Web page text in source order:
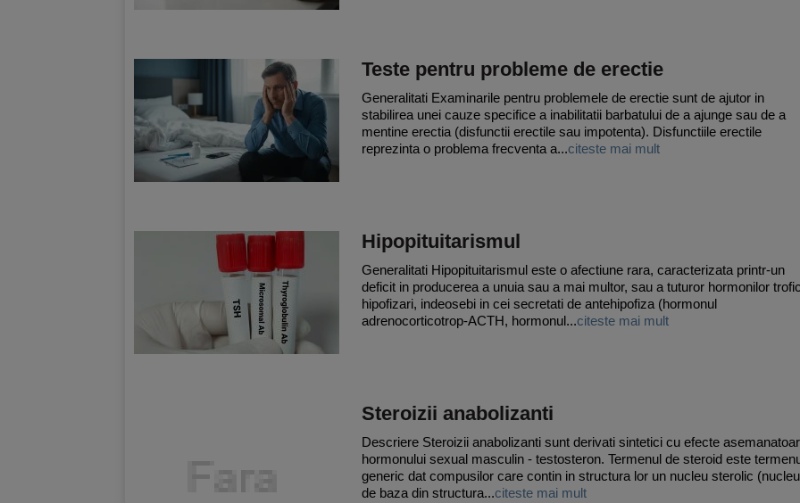
Teste pentru probleme de erectie
Generalitati Examinarile pentru problemele de erectie sunt de ajutor in
stabilirea unei cauze specifice a inabilitatii barbatului de a ajunge sau de a
mentine erectia (disfunctii erectile sau impotenta). Disfunctiile erectile
reprezinta o problema frecventa a...citeste mai mult
Hipopituitarismul
Generalitati Hipopituitarismul este o afectiune rara, caracterizata printr-un
deficit in producerea a unuia sau a mai multor, sau a tuturor hormonilor
hipofizari, indeosebi in cei secretati de antehipofiza (hormonul
adrenocorticotrop-ACTH, hormonul...citeste mai mult
Steroizii anabolizanti
Descriere Steroizii anabolizanti sunt derivati sintetici cu efecte
hormonului sexual masculin - testosteron. Termenul de steroid este
generic dat compusilor care contin in structura lor un nucleu sterolic
de baza din structura...citeste mai mult